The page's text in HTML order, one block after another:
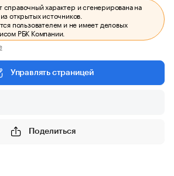
характер и сгенерирована на
открытых источников.
пользователем и не имеет деловых
РБК Компании.
Управлять страницей
Поделиться